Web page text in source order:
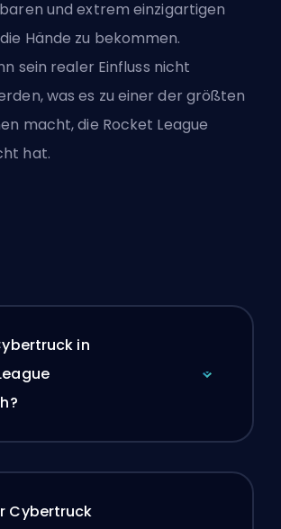
und extrem einzigartigen
Hände zu bekommen.
sein realer Einfluss nicht
was es zu einer der größten
macht, die Rocket League
hat.
in
Cybertruck